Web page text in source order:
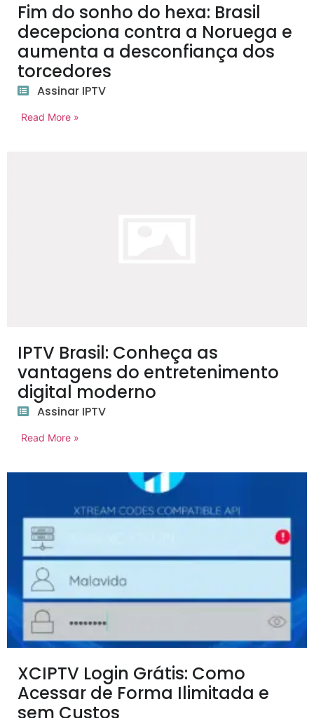
Fim do sonho do hexa: Brasil
decepciona contra a Noruega e
aumenta a desconfiança dos
torcedores
Assinar IPTV
Read More »
IPTV Brasil: Conheça as
vantagens do entretenimento
digital moderno
Assinar IPTV
Read More »
XCIPTV Login Grátis: Como
Acessar de Forma Ilimitada e
sem Custos